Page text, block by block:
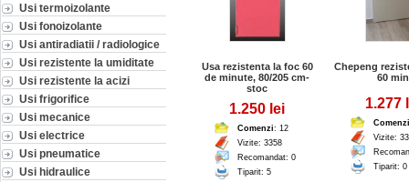
Usi termoizolante
Usi fonoizolante
Usi antiradiatii / radiologice
Usi rezistente la umiditate
Usi rezistente la acizi
Usi frigorifice
Usi mecanice
Usi electrice
Usi pneumatice
Usi hidraulice
Usa rezistenta la foc 60
de minute, 80/205 cm-
stoc
1.250 lei
Comenzi: 12
Vizite: 3358
Recomandat: 0
Tiparit: 5
Chepeng
60 min
1.277
Comenzi
Vizite:
Tiparit: 0